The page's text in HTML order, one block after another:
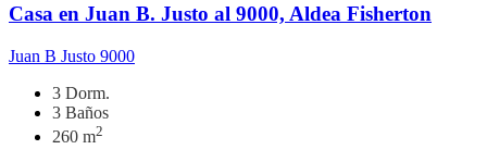
Casa en Juan B. Justo al 9000, Aldea Fisherton
Juan B Justo 9000
3 Dorm.
3 Baños
260 m2